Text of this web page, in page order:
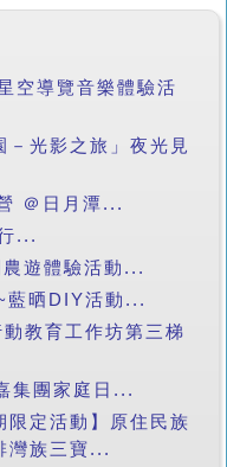
空導覽音樂體驗活
－光影之旅」夜光見
＠日月潭...
...
遊體驗活動...
藍晒DIY活動...
教育工作坊第三梯
集團家庭日...
限定活動】原住民族
灣族三寶...